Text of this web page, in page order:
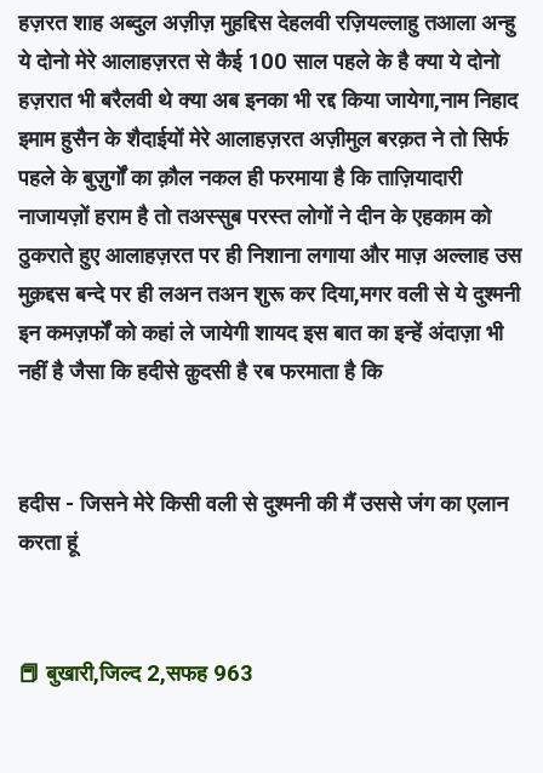
हज़रत शाह अब्दुल अज़ीज़ मुहद्दिस देहलवी रज़ियल्लाहु तआला अन्हु
ये दोनो मेरे आलाहज़रत से कैई 100 साल पहले के है क्या ये दोनो
हज़रात भी बरैलवी थे क्या अब इनका भी रद्द किया जायेगा,नाम निहाद
इमाम हुसैन के शैदाईयों मेरे आलाहज़रत अज़ीमुल बरक़त ने तो सिर्फ
पहले के बुज़ुर्गों का क़ौल नकल ही फरमाया है कि ताज़ियादारी
नाजायज़ों हराम है तो तअस्सुब परस्त लोगों ने दीन के एहकाम को
ठुकराते हुए आलाहज़रत पर ही निशाना लगाया और माज़ अल्लाह उस
मुक़द्दस बन्दे पर ही लअन तअन शुरू कर दिया,मगर वली से ये दुश्मनी
इन कमज़र्फों को कहां ले जायेगी शायद इस बात का इन्हें अंदाज़ा भी
नहीं है जैसा कि हदीसे क़ुदसी है रब फरमाता है कि
हदीस - जिसने मेरे किसी वली से दुश्मनी की मैं उससे जंग का एलान
करता हूं
📕 बुखारी,जिल्द 2,सफह 963